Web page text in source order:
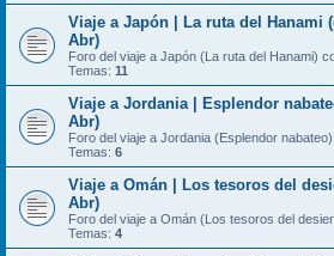
Viaje a Japón | La ruta del Hanami
Abr)
Foro del viaje a Japón (La ruta del Hanami)
Temas: 11
Viaje a Jordania | Esplendor
Abr)
Foro del viaje a Jordania (Esplendor
Temas: 6
Viaje a Omán | Los tesoros del
Abr)
Foro del viaje a Omán (Los tesoros del
Temas: 4